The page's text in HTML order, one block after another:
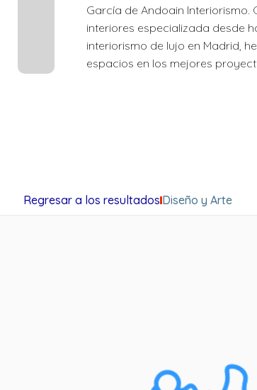
García de Andoain Interiorismo.
interiores especializada desde
interiorismo de lujo en Madrid,
espacios en los mejores
Regresar a los resultadosDiseño y Arte